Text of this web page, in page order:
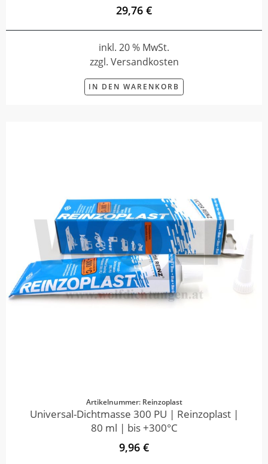
29,76 €
inkl. 20 % MwSt.
zzgl. Versandkosten
IN DEN WARENKORB
Artikelnummer: Reinzoplast
Universal-Dichtmasse 300 PU | Reinzoplast |
80 ml | bis +300°C
9,96 €